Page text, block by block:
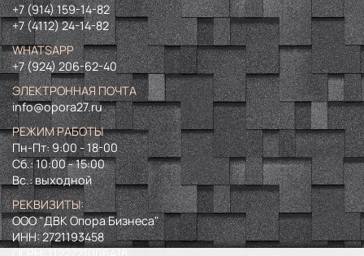
+7 (914) 159-14-82
+7 (4112) 24-14-82
WHATSAPP
+7 (924) 206-62-40
ЭЛЕКТРОННАЯ ПОЧТА
info@opora27.ru
РЕЖИМ РАБОТЫ
Пн-Пт: 9:00 - 18-00
Сб.: 10:00 - 15:00
Вс.: выходной
РЕКВИЗИТЫ:
ООО "ДВК Опора Бизнеса"
ИНН:2721193458